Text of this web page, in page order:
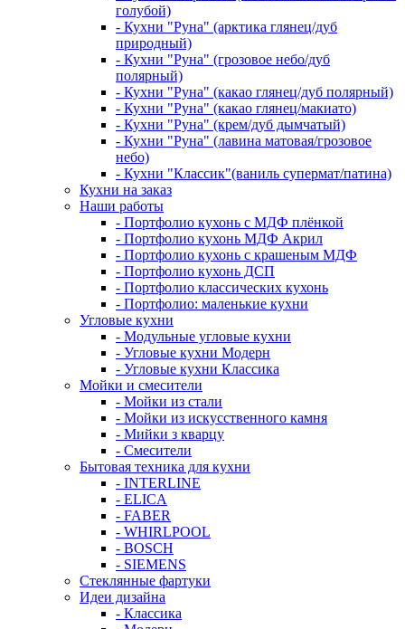
голубой)
- Кухни "Руна" (арктика глянец/дуб
природный)
- Кухни "Руна" (грозовое небо/дуб
полярный)
- Кухни "Руна" (какао глянец/дуб полярный)
- Кухни "Руна" (какао глянец/макиато)
- Кухни "Руна" (крем/дуб дымчатый)
- Кухни "Руна" (лавина матовая/грозовое
небо)
- Кухни "Классик"(ваниль супермат/патина)
Кухни на заказ
Наши работы
- Портфолио кухонь с МДФ плёнкой
- Портфолио кухонь МДФ Акрил
- Портфолио кухонь с крашеным МДФ
- Портфолио кухонь ДСП
- Портфолио классических кухонь
- Портфолио: маленькие кухни
Угловые кухни
- Модульные угловые кухни
- Угловые кухни Модерн
- Угловые кухни Классика
Мойки и смесители
- Мойки из стали
- Мойки из искусственного камня
- Мийки з кварцу
- Смесители
Бытовая техника для кухни
- INTERLINE
- ELICA
- FABER
- WHIRLPOOL
- BOSCH
- SIEMENS
Стеклянные фартуки
Идеи дизайна
- Класcика